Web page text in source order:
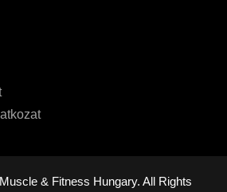
& Fitness Hungary. All Rights